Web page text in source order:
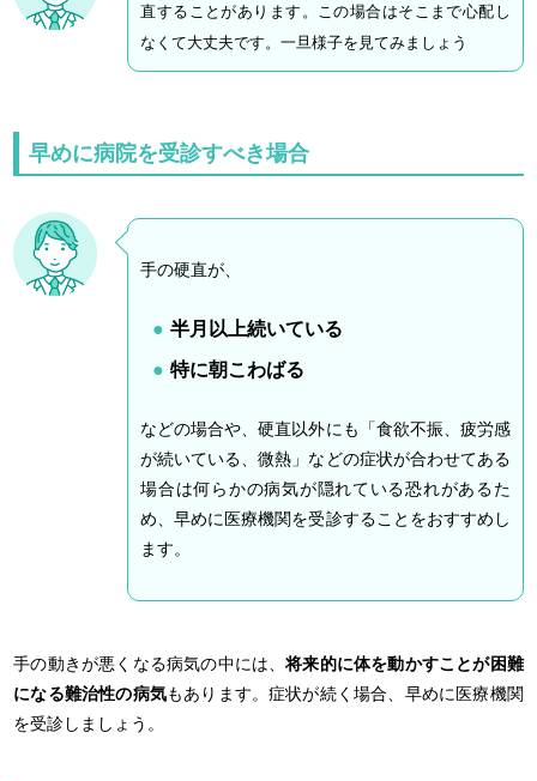
直することがあります。この場合はそこまで心配し
なくて大丈夫です。一旦様子を見てみましょう
早めに病院を受診すべき場合
手の硬直が、
半月以上続いている
特に朝こわばる
などの場合や、硬直以外にも「食欲不振、疲労感
が続いている、微熱」などの症状が合わせてある
場合は何らかの病気が隠れている恐れがあるた
め、早めに医療機関を受診することをおすすめし
ます。
手の動きが悪くなる病気の中には、将来的に体を動かすことが困難
になる難治性の病気もあります。症状が続く場合、早めに医療機関
を受診しましょう。